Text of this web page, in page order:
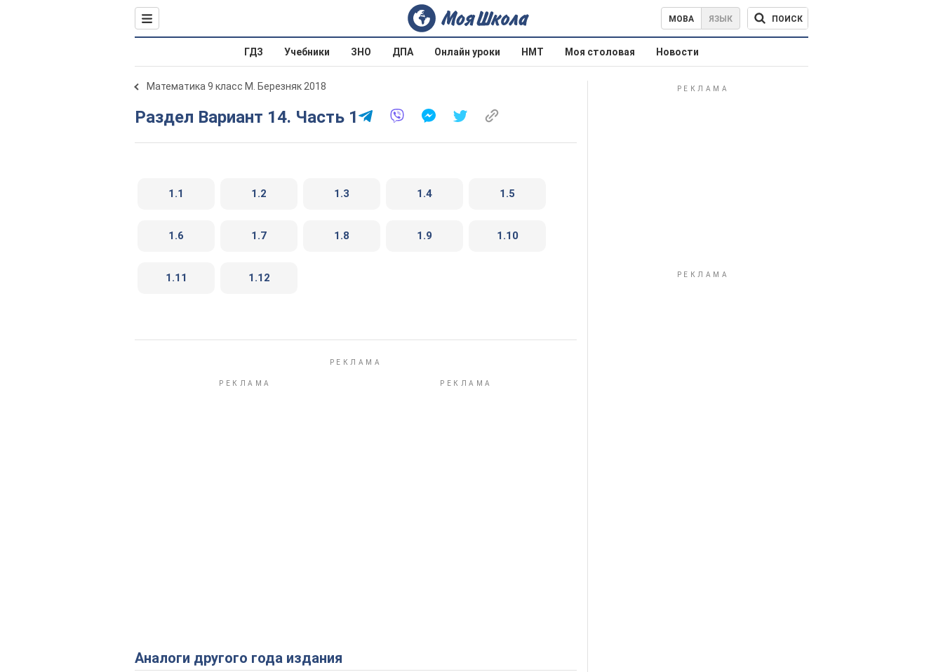
МОВА ЯЗЫК ПОИСК
ГДЗ Учебники ЗНО ДПА Онлайн уроки НМТ Моя столовая Новости
Математика 9 класс М. Березняк 2018
Раздел Вариант 14. Часть 1
1.1 1.2 1.3 1.4 1.5
1.6 1.7 1.8 1.9 1.10
1.11 1.12
Аналоги другого года издания